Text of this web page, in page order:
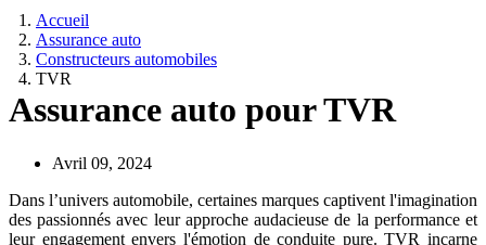
Accueil
Assurance auto
Constructeurs automobiles
TVR
Assurance auto pour TVR
Avril 09, 2024
Dans l’univers automobile, certaines marques captivent l'imagination
des passionnés avec leur approche audacieuse de la performance et
leur engagement envers l'émotion de conduite pure. TVR incarne